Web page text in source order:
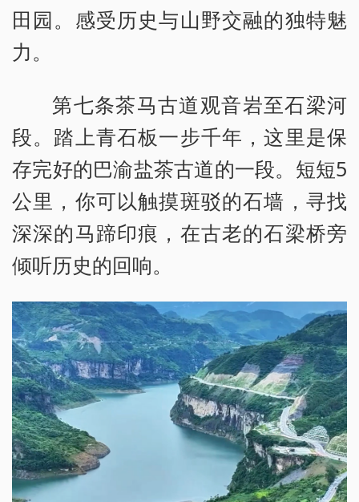
田园。感受历史与山野交融的独特魅
力。
第七条茶马古道观音岩至石梁河
段。踏上青石板一步千年，这里是保
存完好的巴渝盐茶古道的一段。短短5
公里，你可以触摸斑驳的石墙，寻找
深深的马蹄印痕，在古老的石梁桥旁
倾听历史的回响。